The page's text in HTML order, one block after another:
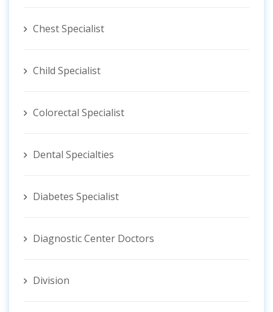
Chest Specialist
Child Specialist
Colorectal Specialist
Dental Specialties
Diabetes Specialist
Diagnostic Center Doctors
Division